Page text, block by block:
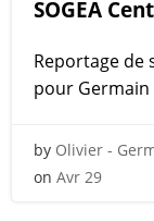
SOGEA
Reportage de
pour
by Olivier -
on Avr 29